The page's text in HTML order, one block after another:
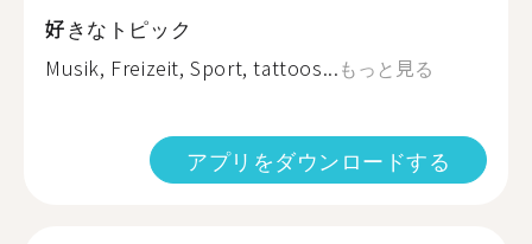
好きなトピック
Musik, Freizeit, Sport, tattoos...もっと見る
アプリをダウンロードする